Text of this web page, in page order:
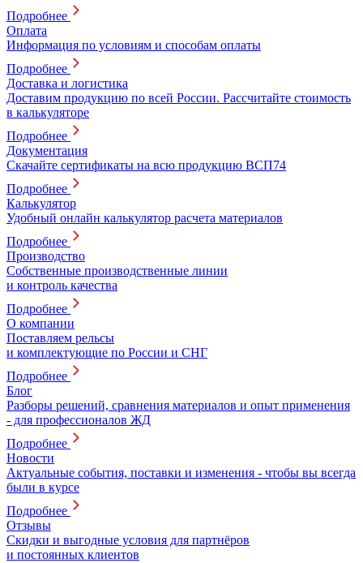
Подробнее
Оплата
Информация по условиям и способам оплаты
Подробнее
Доставка и логистика
Доставим продукцию по всей России. Рассчитайте стоимость
в калькуляторе
Подробнее
Документация
Скачайте сертификаты на всю продукцию ВСП74
Подробнее
Калькулятор
Удобный онлайн калькулятор расчета материалов
Подробнее
Производство
Собственные производственные линии
и контроль качества
Подробнее
О компании
Поставляем рельсы
и комплектующие по России и СНГ
Подробнее
Блог
Разборы решений, сравнения материалов и опыт применения
- для профессионалов ЖД
Подробнее
Новости
Актуальные события, поставки и изменения - чтобы вы всегда
были в курсе
Подробнее
Отзывы
Скидки и выгодные условия для партнёров
и постоянных клиентов